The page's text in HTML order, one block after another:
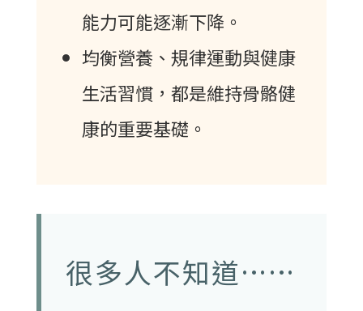
能力可能逐漸下降。
均衡營養、規律運動與健康
生活習慣，都是維持骨骼健
康的重要基礎。
很多人不知道……